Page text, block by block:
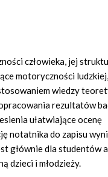
człowieka, jej
motoryczności
wiedzy
rezultatów
ułatwiające ocenę
notatnika do zapisu
głównie dla studentów
dzieci i młodzieży.